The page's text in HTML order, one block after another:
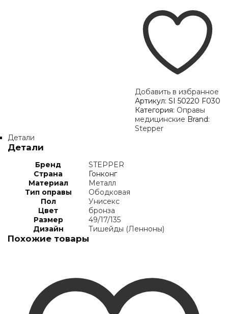
F030
Добавить в избранное
Артикул: SI 50220 F030
Категория: Оправы
медицинские Brand:
Stepper
Детали
Детали
Бренд
STEPPER
Страна
Гонконг
Материал
Металл
Тип оправы
Ободковая
Пол
Унисекс
Цвет
бронза
Размер
49/17/135
Дизайн
Тишейды (Ленноны)
Похожие товары